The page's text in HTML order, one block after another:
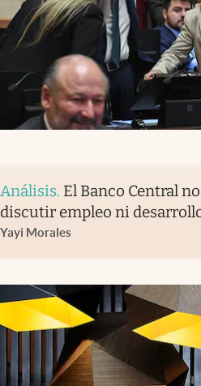
Análisis. El Banco Central
discutir empleo ni
Yayi Morales